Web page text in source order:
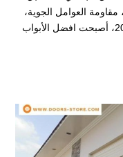
مقاومة العوامل الجوية،
وطول العمر الافتراضي. ومع دخول عام 2026، أصبحت افضل الأبواب